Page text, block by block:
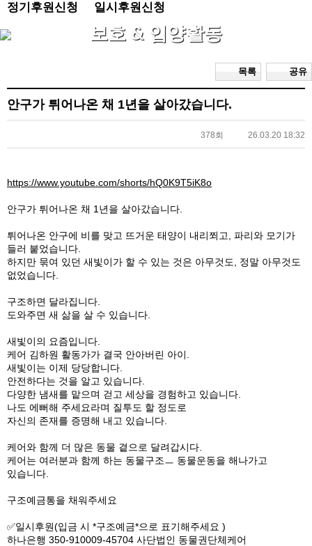
정기후원신청 일시후원신청
보호 & 입양활동
공유
목록
안구가 튀어나온 채 1년을 살아갔습니다.
378회 26.03.20 18:32
https://www.youtube.com/shorts/hQ0K9T5iK8o
안구가 튀어나온 채 1년을 살아갔습니다.
튀어나온 안구에 비를 맞고 뜨거운 태양이 내리쬐고, 파리와 모기가
들러 붙었습니다.
하지만 묶여 있던 새빛이가 할 수 있는 것은 아무것도, 정말 아무것도
없었습니다.
구조하면 달라집니다.
도와주면 새 삶을 살 수 있습니다.
새빛이의 요즘입니다.
케어 김하원 활동가가 결국 안아버린 아이.
새빛이는 이제 당당합니다.
안전하다는 것을 알고 있습니다.
다양한 냄새를 맡으며 걷고 세상을 경험하고 있습니다.
나도 에뻐해 주세요라며 질투도 할 정도로
자신의 존재를 증명해 내고 있습니다.
케어와 함께 더 많은 동물 곁으로 달려갑시다.
케어는 여러분과 함께 하는 동물구조ㅡ 동물운동을 해나가고
있습니다.
구조예금통을 채워주세요
✅️일시후원(입금 시 *구조예금*으로 표기해주세요 )
하나은행 350-910009-45704 사단법인 동물권단체케어